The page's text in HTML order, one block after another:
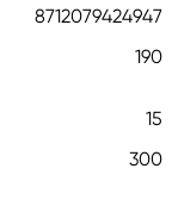
8712079424947
190
15
300